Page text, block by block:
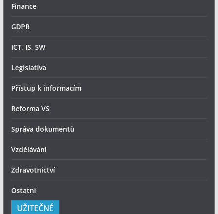
Finance
GDPR
ICT, IS, SW
Legislativa
Přístup k informacím
Reforma VS
Správa dokumentů
Vzdělávání
Zdravotnictví
Ostatní
UŽITEČNÉ